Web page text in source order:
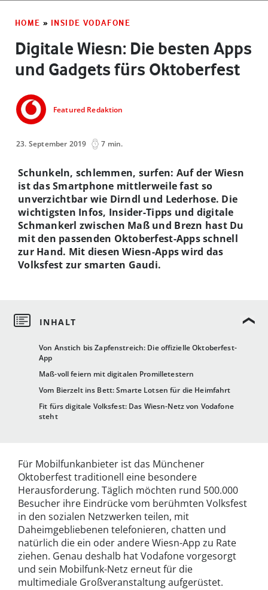
HOME » INSIDE VODAFONE
Digitale Wiesn: Die besten Apps
und Gadgets fürs Oktoberfest
Featured Redaktion
23. September 2019 7 min.
Von Anstich bis Zapfenstreich: Die offizielle Oktoberfest-
App
Maß-voll feiern mit digitalen Promilletestern
Vom Bierzelt ins Bett: Smarte Lotsen für die Heimfahrt
Fit fürs digitale Volksfest: Das Wiesn-Netz von Vodafone
steht
Schunkeln, schlemmen, surfen: Auf der Wiesn
ist das Smartphone mittlerweile fast so
unverzichtbar wie Dirndl und Lederhose. Die
wichtigsten Infos, Insider-Tipps und digitale
Schmankerl zwischen Maß und Brezn hast Du
mit den passenden Oktoberfest-Apps schnell
zur Hand. Mit diesen Wiesn-Apps wird das
Volksfest zur smarten Gaudi.
Für Mobilfunkanbieter ist das Münchener
Oktoberfest traditionell eine besondere
Herausforderung. Täglich möchten rund 500.000
Besucher ihre Eindrücke vom berühmten Volksfest
in den sozialen Netzwerken teilen, mit
Daheimgebliebenen telefonieren, chatten und
natürlich die ein oder andere Wiesn-App zu Rate
ziehen. Genau deshalb hat Vodafone vorgesorgt
und sein Mobilfunk-Netz erneut für die
multimediale Großveranstaltung aufgerüstet.